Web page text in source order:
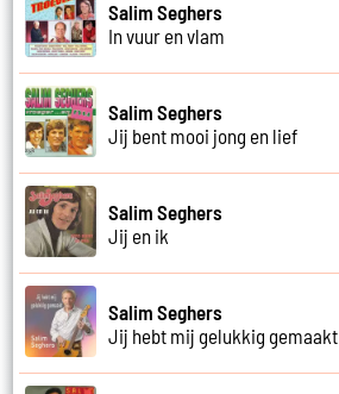
Salim Seghers
In vuur en vlam
Salim Seghers
Jij bent mooi jong en lief
Salim Seghers
Jij en ik
Salim Seghers
Jij hebt mij gelukkig gemaakt